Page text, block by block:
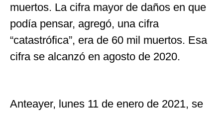
muertos. La cifra mayor de daños en que
podía pensar, agregó, una cifra
“catastrófica”, era de 60 mil muertos. Esa
cifra se alcanzó en agosto de 2020.
Anteayer, lunes 11 de enero de 2021, se